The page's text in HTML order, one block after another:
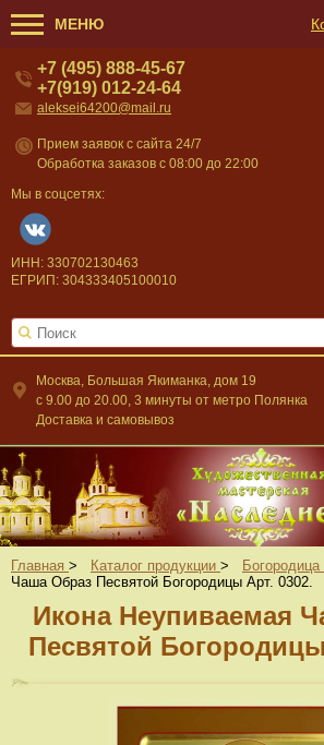
МЕНЮ
Москва, Большая Якиманка, дом 19
c 9.00 до 20.00, 3 минуты от метро Полянка
Доставка и самовывоз
+7 (495) 888-45-67
+7(919) 012-24-64
aleksei64200@mail.ru
Прием заявок с сайта 24/7
Обработка заказов с 08:00 до 22:00
Мы в соцсетях:
ИНН: 330702130463
ЕГРИП: 304333405100010
Главная > Каталог продукции > Богородица
Чаша Образ Песвятой Богородицы Арт. 0302.
Икона Неупиваемая
Песвятой